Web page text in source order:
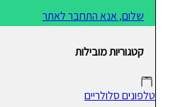
שלום, אנא התחבר לאתר
קטגוריות מובילות
טלפונים סלולריים